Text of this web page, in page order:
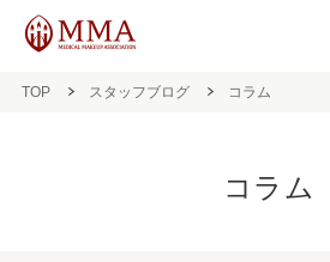
TOP スタッフブログ コラム
コラム